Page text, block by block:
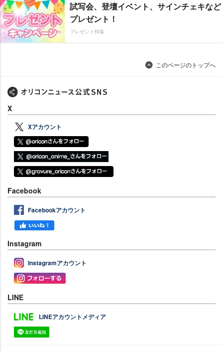
試写会、登壇イベント、サインチェキなど
プレゼント！
プレゼント特集
このページのトップへ
X
Xアカウント
Facebook
Facebookアカウント
Instagram
Instagramアカウント
LINE
LINEアカウントメディア